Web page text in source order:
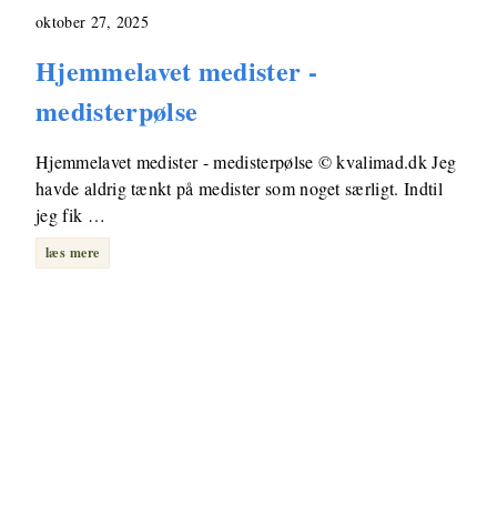
oktober 27, 2025
Hjemmelavet medister -
medisterpølse
Hjemmelavet medister - medisterpølse © kvalimad.dk Jeg
havde aldrig tænkt på medister som noget særligt. Indtil
jeg fik …
læs mere